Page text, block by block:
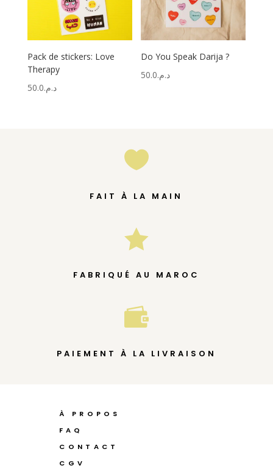
Pack de stickers: Love
Therapy
د.م.50.0
Do You Speak Darija ?
د.م.50.0

FAIT À LA MAIN

FABRIQUÉ AU MAROC

PAIEMENT À LA LIVRAISON
À PROPOS
FAQ
CONTACT
CGV